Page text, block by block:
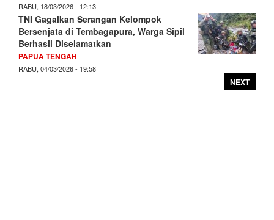
RABU, 18/03/2026 - 12:13
TNI Gagalkan Serangan Kelompok
Bersenjata di Tembagapura, Warga Sipil
Berhasil Diselamatkan
PAPUA TENGAH
RABU, 04/03/2026 - 19:58
NEXT